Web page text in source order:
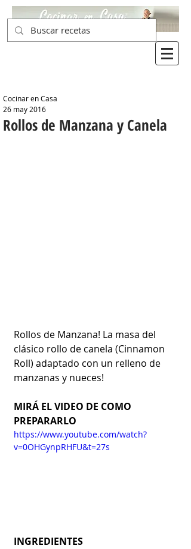
Rollos de Manzana y Canela
Cocinar en Casa
26 may 2016
Rollos de Manzana! La masa del
clásico rollo de canela (Cinnamon
Roll) adaptado con un relleno de
manzanas y nueces!
MIRÁ EL VIDEO DE COMO
PREPARARLO
https://www.youtube.com/watch?
v=0OHGynpRHFU&t=27s
INGREDIENTES